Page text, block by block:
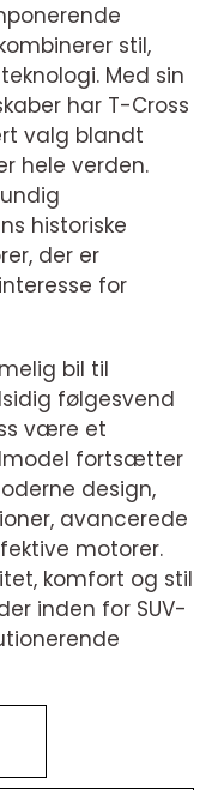
stil,
Med sin
har T-Cross
valg blandt
hele verden.
historiske
der er
for
bil til
følgesvend
være et
fortsætter
design,
avancerede
motorer.
komfort og stil
inden for SUV-